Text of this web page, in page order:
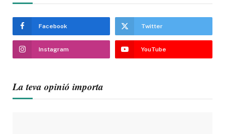
Facebook Twitter
Instagram YouTube
La teva opinió importa